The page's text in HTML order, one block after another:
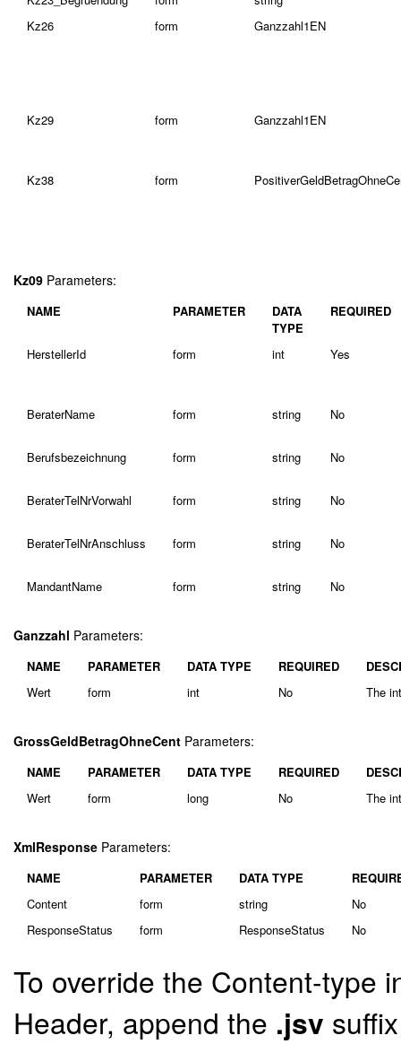
Kz26
form Ganzzahl1EN
Kz29 form Ganzzahl1EN
Kz38 form
Kz09 Parameters:
NAME PARAMETER
DATA
TYPE
REQUIRED
HerstellerId form int Yes
BeraterName form string No
Berufsbezeichnung form string No
BeraterTelNrVorwahl form string No
BeraterTelNrAnschluss form string No
MandantName form string No
Ganzzahl Parameters:
NAME PARAMETER DATA TYPE REQUIRED
Wert
form int No The
GrossGeldBetragOhneCent Parameters:
NAME PARAMETER DATA TYPE REQUIRED
Wert
form long No The
XmlResponse Parameters:
NAME PARAMETER DATA TYPE
Content
form string
No
ResponseStatus
form ResponseStatus No
To override the Content-type
Header, append the .jsv